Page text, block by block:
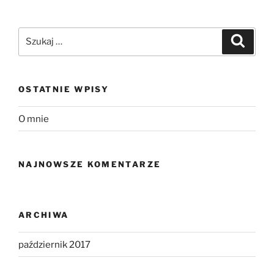
OSTATNIE WPISY
O mnie
NAJNOWSZE KOMENTARZE
ARCHIWA
październik 2017